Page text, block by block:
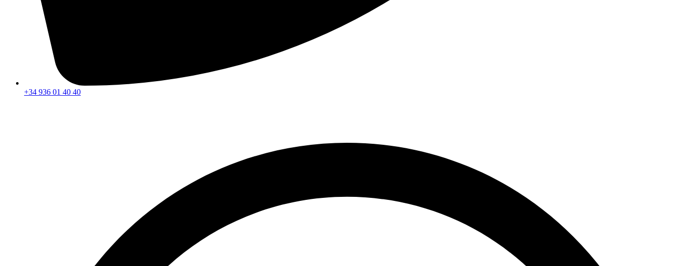
+34 936 01 40 40